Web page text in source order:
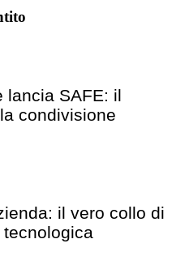
lancia SAFE: il
condivisione
il vero collo di
tecnologica